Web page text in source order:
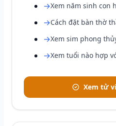
→Xem năm sinh con
→Cách đặt bàn thờ
→Xem sim phong
→Xem tuổi nào hợp
Xem tử